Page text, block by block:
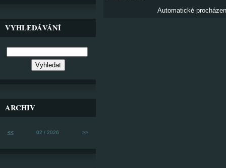
Automatické
VYHLEDÁVÁNÍ
ARCHIV
<< 02 / 2026 >>